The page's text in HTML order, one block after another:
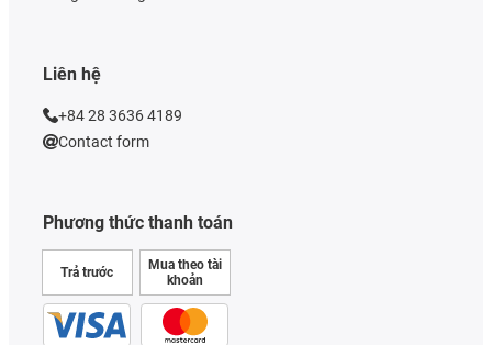
Phương thức thanh toán
Trả trước
Mua theo tài
khoản
Liên hệ
+84 28 3636 4189
Contact form